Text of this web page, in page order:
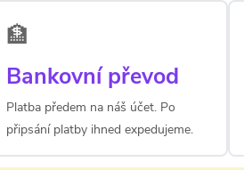
🏦
Bankovní převod
Platba předem na náš účet. Po
připsání platby ihned expedujeme.